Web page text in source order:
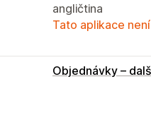
angličtina
Tato aplikace
Objednávky –